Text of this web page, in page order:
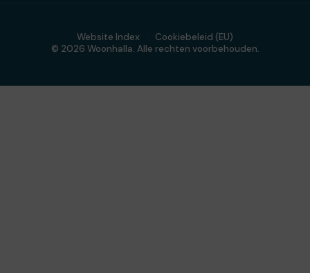
© 2026 Woonhalla. Alle rechten voorbehouden.
Website Index Cookiebeleid (EU)